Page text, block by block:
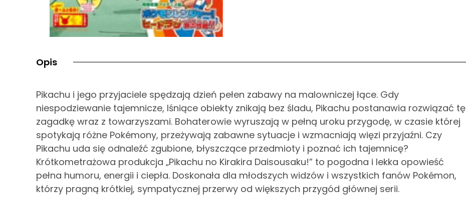
Opis
Pikachu i jego przyjaciele spędzają dzień pełen zabawy na malowniczej łące. Gdy
niespodziewanie tajemnicze, lśniące obiekty znikają bez śladu, Pikachu postanawia rozwiązać tę
zagadkę wraz z towarzyszami. Bohaterowie wyruszają w pełną uroku przygodę, w czasie której
spotykają różne Pokémony, przeżywają zabawne sytuacje i wzmacniają więzi przyjaźni. Czy
Pikachu uda się odnaleźć zgubione, błyszczące przedmioty i poznać ich tajemnicę?
Krótkometrażowa produkcja „Pikachu no Kirakira Daisousaku!” to pogodna i lekka opowieść
pełna humoru, energii i ciepła. Doskonała dla młodszych widzów i wszystkich fanów Pokémon,
którzy pragną krótkiej, sympatycznej przerwy od większych przygód głównej serii.